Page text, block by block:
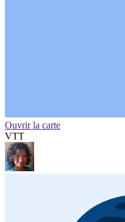
Ouvrir la carte
VTT